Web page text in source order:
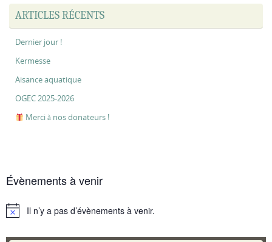
ARTICLES RÉCENTS
Dernier jour !
Kermesse
Aisance aquatique
OGEC 2025-2026
Merci à nos donateurs !
Évènements à venir
NoticeIl n’y a pas d’évènements à venir.